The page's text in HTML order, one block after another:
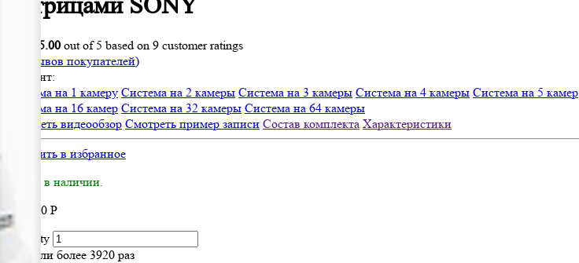
матрицами SONY
5.00 out of 5 based on 9 customer ratings
отзывов покупателей)
Вариант:
Система на 1 камеру Система на 2 камеры Система на 3 камеры Система на 4 камеры Система на 5 камер
Система на 16 камер Система на 32 камеры Система на 64 камеры
Смотреть видеообзор Смотреть пример записи Состав комплекта Характеристики
Добавить в избранное
√ Есть в наличии.
326 600 Р
Quantity
Заказали более 3920 раз